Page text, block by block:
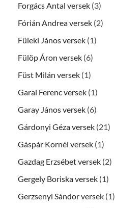
Forgács Antal versek (3)
Fórián Andrea versek (2)
Füleki János versek (1)
Fülöp Áron versek (6)
Füst Milán versek (1)
Garai Ferenc versek (1)
Garay János versek (6)
Gárdonyi Géza versek (21)
Gáspár Kornél versek (1)
Gazdag Erzsébet versek (2)
Gergely Boriska versek (1)
Gerzsenyi Sándor versek (1)